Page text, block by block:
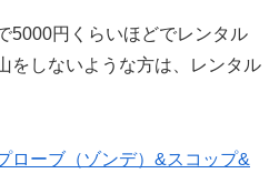
5000円くらいほどでレンタル
をしないような方は、レンタル
ローブ（ゾンデ）&スコップ&